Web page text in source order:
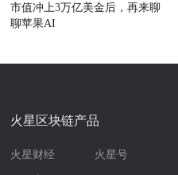
市值冲上3万亿美金后，再来聊
聊苹果AI
火星区块链产品
火星财经 火星号